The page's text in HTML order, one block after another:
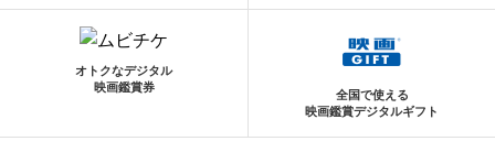
オトクなデジタル
映画鑑賞券
全国で使える
映画鑑賞デジタルギフト